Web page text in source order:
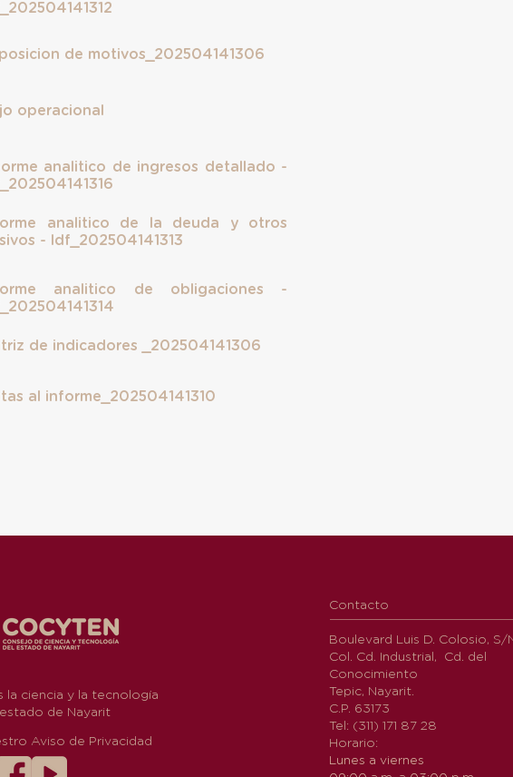
de motivos_202504141306
operacional
analitico de ingresos detallado -
analitico de la deuda y otros
- ldf_202504141313
analitico de obligaciones -
de indicadores _202504141306
al informe_202504141310
la ciencia y la tecnología
de Nayarit
Aviso de Privacidad
Contacto
Boulevard Luis D. Colosio, S/
Col. Cd. Industrial, Cd. del
Conocimiento
Tepic, Nayarit.
C.P. 63173
Tel: (311) 171 87 28
Horario:
Lunes a viernes